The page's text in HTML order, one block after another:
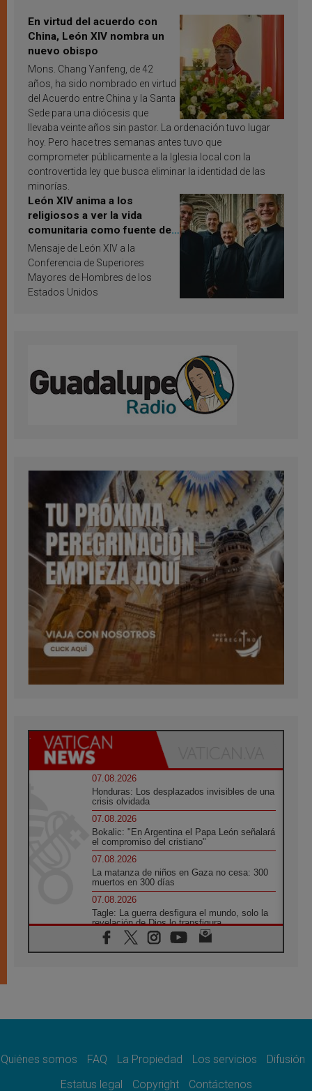
En virtud del acuerdo con
China, León XIV nombra un
nuevo obispo
Mons. Chang Yanfeng, de 42
años, ha sido nombrado en virtud
del Acuerdo entre China y la Santa
Sede para una diócesis que
llevaba veinte años sin pastor. La ordenación tuvo lugar
hoy. Pero hace tres semanas antes tuvo que
comprometer públicamente a la Iglesia local con la
controvertida ley que busca eliminar la identidad de las
minorías.
León XIV anima a los
religiosos a ver la vida
comunitaria como fuente de
inspiración y santificación
Mensaje de León XIV a la
Conferencia de Superiores
Mayores de Hombres de los
Estados Unidos
07.08.2026
Honduras: Los desplazados invisibles de una
crisis olvidada
07.08.2026
Bokalic: "En Argentina el Papa León señalará
el compromiso del cristiano"
07.08.2026
La matanza de niños en Gaza no cesa: 300
muertos en 300 días
07.08.2026
Tagle: La guerra desfigura el mundo, solo la
revelación de Dios lo transfigura
07.08.2026
Presentada la Trienal de Arte de las
espacio público
Lanzan un proyecto de empoderamiento
Quiénes somos FAQ La Propiedad Los servicios
Difusión
Estatus legal
Copyright Contáctenos